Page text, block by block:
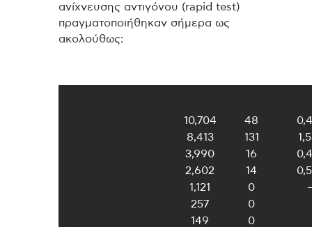
ανίχνευσης αντιγόνου (rapid test)
πραγματοποιήθηκαν σήμερα ως
ακολούθως:
10,704 48
8,413 131
3,990 16
2,602 14
1,121 0
257
0
149
0